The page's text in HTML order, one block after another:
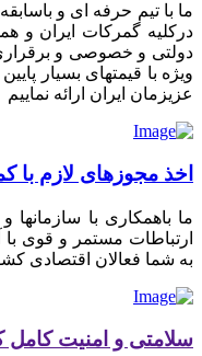
ما با تیم حرفه ای و
درکلیه گمرکات ایران و
دولتی و خصوصی و
ویژه با قیمتهای بسیار
عزیزمان ایران ارائه نماییم
اخذ مجوزهای لازم با
ما باهمکاری با
ارتباطات مستمر و قوی
به شما فعالان اقتصادی
سلامتی و امنیت کامل